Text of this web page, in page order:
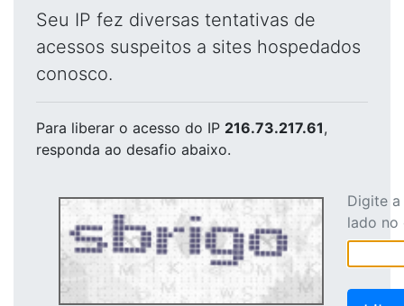
Seu IP fez diversas tentativas de
acessos suspeitos a sites hospedados
conosco.
Para liberar o acesso do IP 216.73.217.61,
responda ao desafio abaixo.
Digite
lado no